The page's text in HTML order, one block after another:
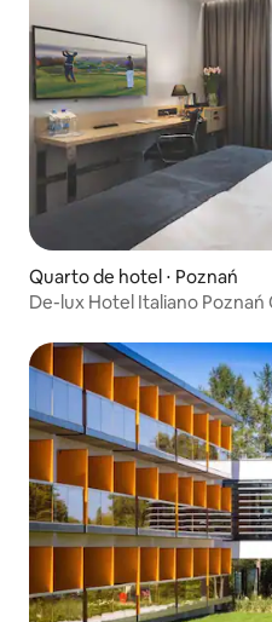
Quarto de hotel ⋅ Poznań
De-lux Hotel Italiano